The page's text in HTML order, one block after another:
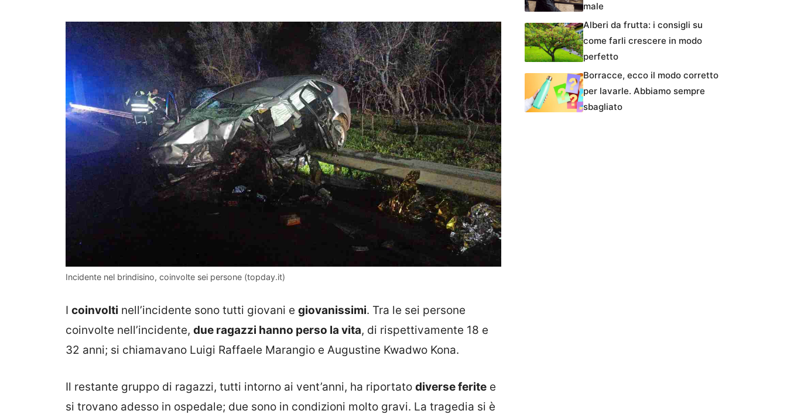
Incidente nel brindisino, coinvolte sei persone (topday.it)
I coinvolti nell’incidente sono tutti giovani e giovanissimi. Tra le sei persone
coinvolte nell’incidente, due ragazzi hanno perso la vita, di rispettivamente 18 e
32 anni; si chiamavano Luigi Raffaele Marangio e Augustine Kwadwo Kona.
Il restante gruppo di ragazzi, tutti intorno ai vent’anni, ha riportato diverse ferite e
si trovano adesso in ospedale; due sono in condizioni molto gravi. La tragedia si è
male
Alberi da frutta: i consigli su
come farli crescere in modo
perfetto
Borracce, ecco il modo corretto
per lavarle. Abbiamo sempre
sbagliato